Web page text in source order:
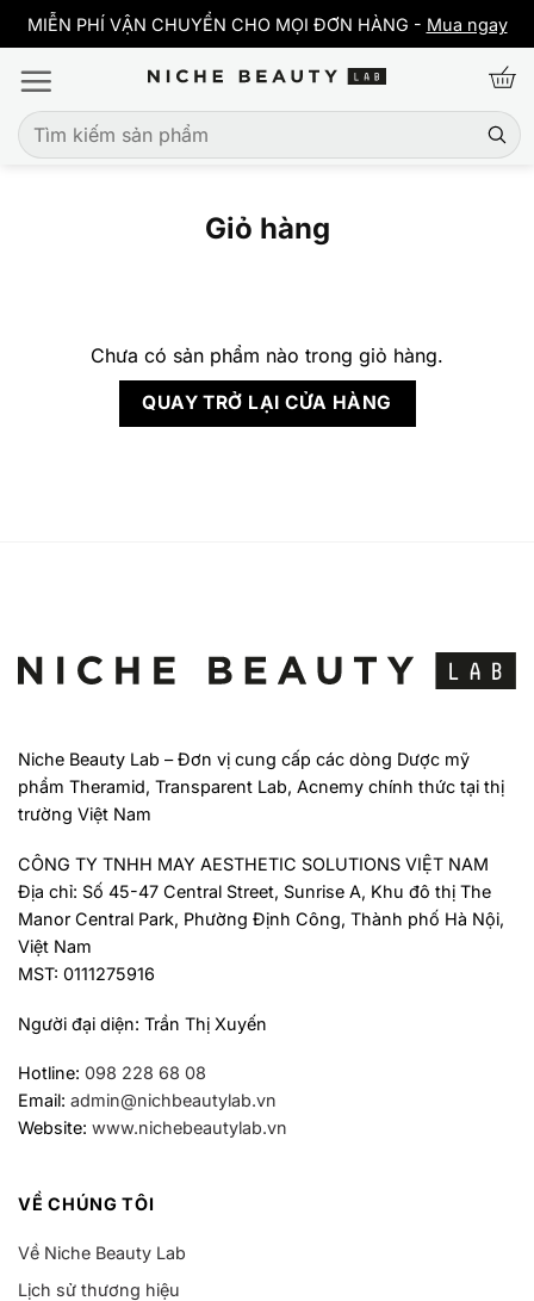
qua
nội
MIỄN PHÍ VẬN CHUYỂN CHO MỌI ĐƠN HÀNG - Mua ngay
Tìm
kiếm:
Giỏ hàng
Chưa có sản phẩm nào trong giỏ hàng.
QUAY TRỞ LẠI CỬA HÀNG
Niche Beauty Lab – Đơn vị cung cấp các dòng Dược mỹ
phẩm Theramid, Transparent Lab, Acnemy chính thức tại thị
trường Việt Nam
CÔNG TY TNHH MAY AESTHETIC SOLUTIONS VIỆT NAM
Địa chỉ: Số 45-47 Central Street, Sunrise A, Khu đô thị The
Manor Central Park, Phường Định Công, Thành phố Hà Nội,
Việt Nam
MST: 0111275916
Người đại diện: Trần Thị Xuyến
Hotline: 098 228 68 08
Email: admin@nichbeautylab.vn
Website: www.nichebeautylab.vn
VỀ CHÚNG TÔI
Về Niche Beauty Lab
Lịch sử thương hiệu